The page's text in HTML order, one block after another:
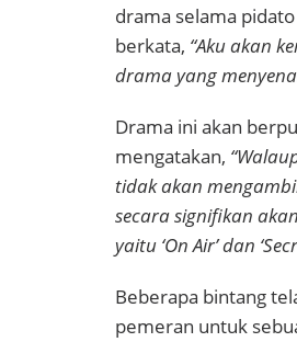
drama selama
berkata, “Aku akan
drama yang
Drama ini akan
mengatakan,
tidak akan
secara signifikan
yaitu ‘On Air’ dan
Beberapa bintang
pemeran untuk